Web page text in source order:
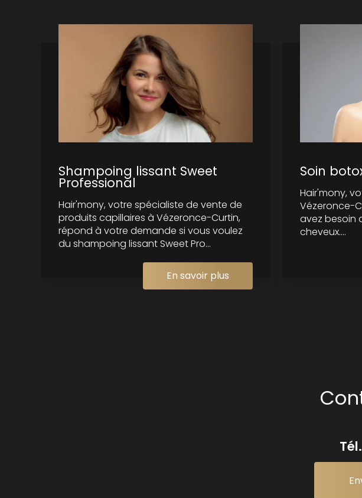
Shampoing lissant Sweet
Professional
Hair'mony, votre spécialiste de vente de
produits capillaires à Vézeronce-Curtin,
répond à votre demande si vous voulez
du shampoing lissant Sweet Pro...
En savoir plus
Soin
Hair'mony,
Vézeronce-
avez besoin
cheveux....
Tél.